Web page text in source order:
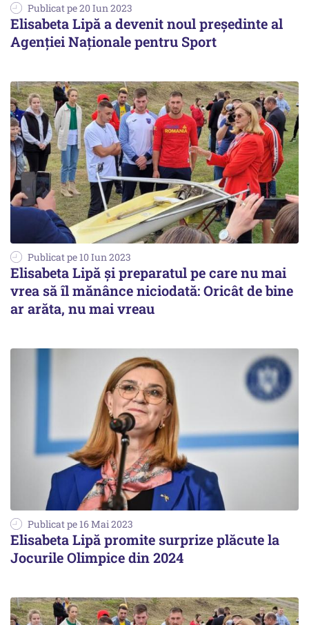
Publicat pe 20 Iun 2023
Elisabeta Lipă a devenit noul preşedinte al
Agenţiei Naţionale pentru Sport
Publicat pe 10 Iun 2023
Elisabeta Lipă şi preparatul pe care nu mai
vrea să îl mănânce niciodată: Oricât de bine
ar arăta, nu mai vreau
Publicat pe 16 Mai 2023
Elisabeta Lipă promite surprize plăcute la
Jocurile Olimpice din 2024